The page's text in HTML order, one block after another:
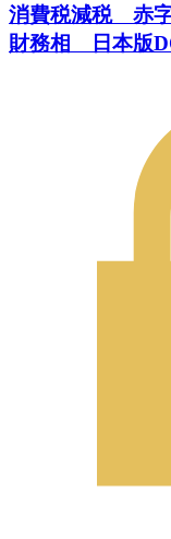
消費税減税 赤
財務相 日本版